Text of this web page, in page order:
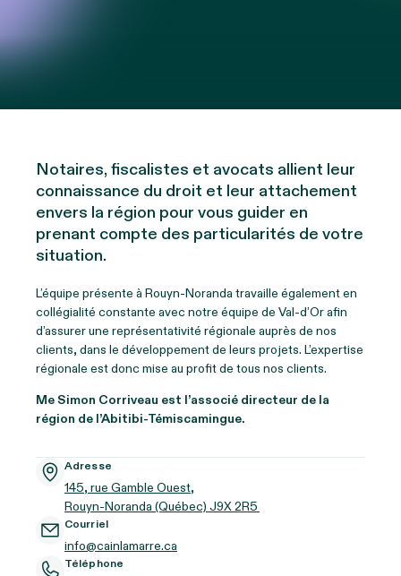
Adresse
145, rue Gamble Ouest,
Rouyn-Noranda (Québec) J9X 2R5
Courriel
info@cainlamarre.ca
Téléphone
Notaires, fiscalistes et avocats allient leur
connaissance du droit et leur attachement
envers la région pour vous guider en
prenant compte des particularités de votre
situation.
L’équipe présente à Rouyn-Noranda travaille également en
collégialité constante avec notre équipe de Val-d’Or afin
d’assurer une représentativité régionale auprès de nos
clients, dans le développement de leurs projets. L’expertise
régionale est donc mise au profit de tous nos clients.
Me Simon Corriveau est l’associé directeur de la
région de l’Abitibi-Témiscamingue.